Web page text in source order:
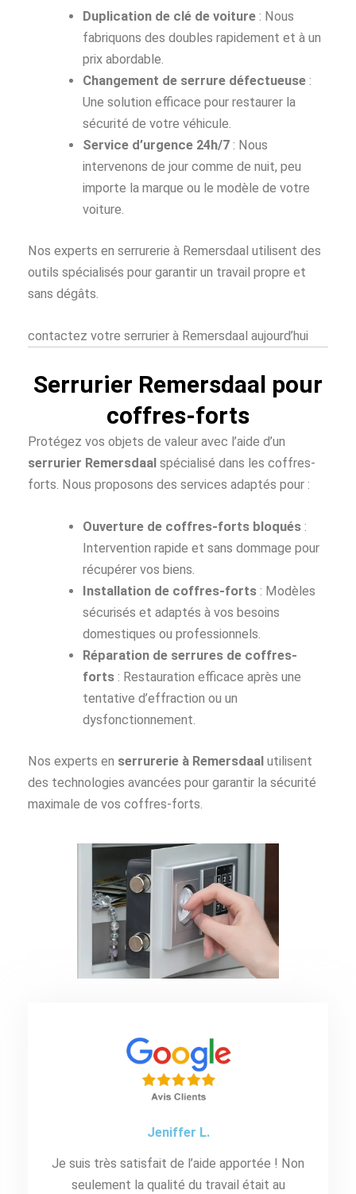
Duplication de clé de voiture : Nous
fabriquons des doubles rapidement et à un
prix abordable.
Changement de serrure défectueuse :
Une solution efficace pour restaurer la
sécurité de votre véhicule.
Service d’urgence 24h/7 : Nous
intervenons de jour comme de nuit, peu
importe la marque ou le modèle de votre
voiture.
Nos experts en serrurerie à Remersdaal utilisent des
outils spécialisés pour garantir un travail propre et
sans dégâts.
contactez votre serrurier à Remersdaal aujourd’hui
Serrurier Remersdaal pour
coffres-forts
Protégez vos objets de valeur avec l’aide d’un
serrurier Remersdaal spécialisé dans les coffres-
forts. Nous proposons des services adaptés pour :
Ouverture de coffres-forts bloqués :
Intervention rapide et sans dommage pour
récupérer vos biens.
Installation de coffres-forts : Modèles
sécurisés et adaptés à vos besoins
domestiques ou professionnels.
Réparation de serrures de coffres-
forts : Restauration efficace après une
tentative d’effraction ou un
dysfonctionnement.
Nos experts en serrurerie à Remersdaal utilisent
des technologies avancées pour garantir la sécurité
maximale de vos coffres-forts.
Jeniffer L.
Je suis très satisfait de l’aide apportée ! Non
seulement la qualité du travail était au